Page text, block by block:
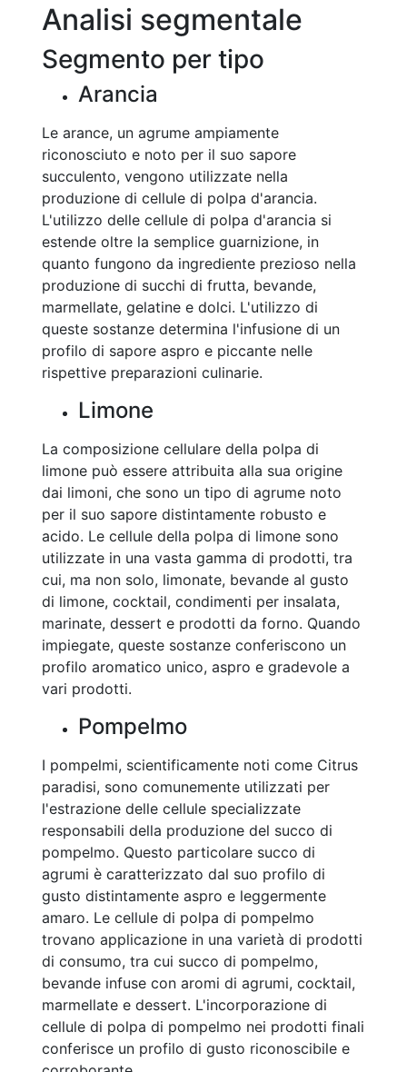
Analisi segmentale
Segmento per tipo
Arancia
Le arance, un agrume ampiamente
riconosciuto e noto per il suo sapore
succulento, vengono utilizzate nella
produzione di cellule di polpa d'arancia.
L'utilizzo delle cellule di polpa d'arancia si
estende oltre la semplice guarnizione, in
quanto fungono da ingrediente prezioso nella
produzione di succhi di frutta, bevande,
marmellate, gelatine e dolci. L'utilizzo di
queste sostanze determina l'infusione di un
profilo di sapore aspro e piccante nelle
rispettive preparazioni culinarie.
Limone
La composizione cellulare della polpa di
limone può essere attribuita alla sua origine
dai limoni, che sono un tipo di agrume noto
per il suo sapore distintamente robusto e
acido. Le cellule della polpa di limone sono
utilizzate in una vasta gamma di prodotti, tra
cui, ma non solo, limonate, bevande al gusto
di limone, cocktail, condimenti per insalata,
marinate, dessert e prodotti da forno. Quando
impiegate, queste sostanze conferiscono un
profilo aromatico unico, aspro e gradevole a
vari prodotti.
Pompelmo
I pompelmi, scientificamente noti come Citrus
paradisi, sono comunemente utilizzati per
l'estrazione delle cellule specializzate
responsabili della produzione del succo di
pompelmo. Questo particolare succo di
agrumi è caratterizzato dal suo profilo di
gusto distintamente aspro e leggermente
amaro. Le cellule di polpa di pompelmo
trovano applicazione in una varietà di prodotti
di consumo, tra cui succo di pompelmo,
bevande infuse con aromi di agrumi, cocktail,
marmellate e dessert. L'incorporazione di
cellule di polpa di pompelmo nei prodotti finali
conferisce un profilo di gusto riconoscibile e